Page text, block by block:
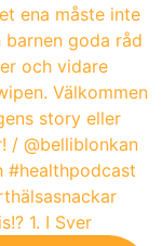
1. I Sver